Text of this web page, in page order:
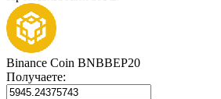
Binance Coin BNBBEP20
Получаете: